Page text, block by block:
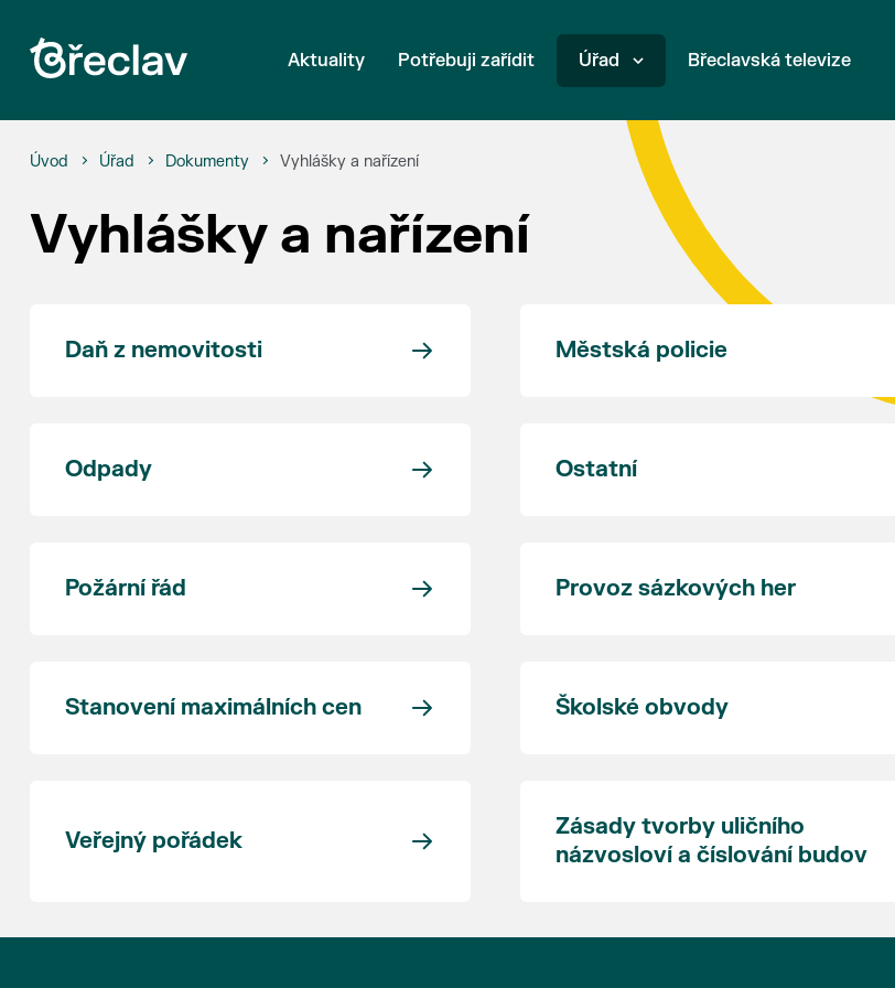
Aktuality Potřebuji zařídit Úřad Břeclavská televize
Úvod Úřad Dokumenty Vyhlášky a nařízení
Vyhlášky a nařízení
Daň z nemovitosti Městská policie
Odpady Ostatní
Požární řád Provoz sázkových her
Stanovení maximálních cen Školské obvody
Veřejný pořádek
Zásady tvorby uličního
názvosloví a číslování budov